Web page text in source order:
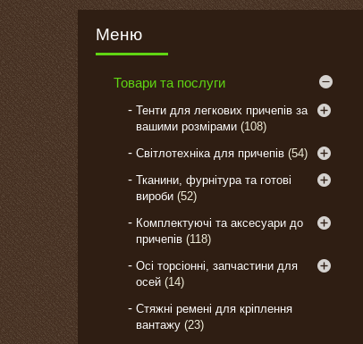
Товари та послуги
Тенти для легкових причепів за
вашими розмірами 108
Світлотехніка для причепів 54
Тканини, фурнітура та готові
вироби 52
Комплектуючі та аксесуари до
причепів 118
Осі торсіонні, запчастини для
осей 14
Стяжні ремені для кріплення
вантажу 23